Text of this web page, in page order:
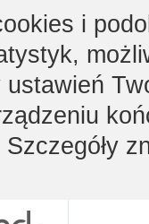
i
ustawień